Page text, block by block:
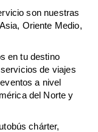
son nuestras
Oriente Medio,
en tu destino
de viajes
a nivel
del Norte y
chárter,